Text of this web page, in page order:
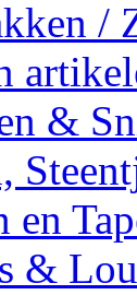
/
&
en
&